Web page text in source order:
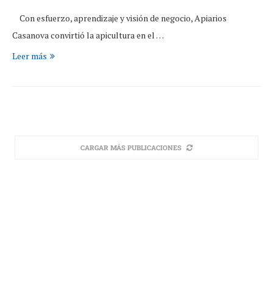
Con esfuerzo, aprendizaje y visión de negocio, Apiarios
Casanova convirtió la apicultura en el …
Leer más
CARGAR MÁS PUBLICACIONES